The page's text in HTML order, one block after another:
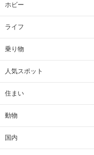
ホビー
ライフ
乗り物
人気スポット
住まい
動物
国内